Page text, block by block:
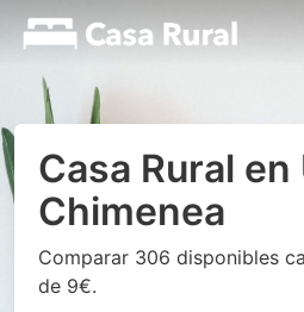
Casa Rural en
Chimenea
Comparar 306 disponibles
de 9€.